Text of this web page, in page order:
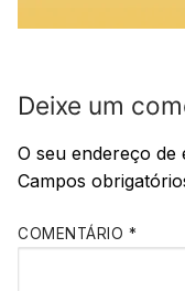
Deixe um
O seu endereço de
Campos
COMENTÁRIO *